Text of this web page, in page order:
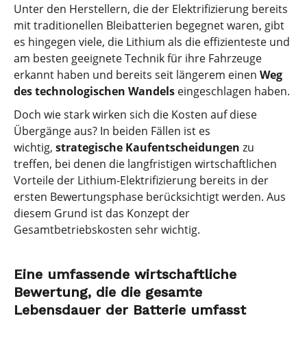
Unter den Herstellern, die der Elektrifizierung bereits
mit traditionellen Bleibatterien begegnet waren, gibt
es hingegen viele, die Lithium als die effizienteste und
am besten geeignete Technik für ihre Fahrzeuge
erkannt haben und bereits seit längerem einen Weg
des technologischen Wandels eingeschlagen haben.
Doch wie stark wirken sich die Kosten auf diese
Übergänge aus? In beiden Fällen ist es
wichtig, strategische Kaufentscheidungen zu
treffen, bei denen die langfristigen wirtschaftlichen
Vorteile der Lithium-Elektrifizierung bereits in der
ersten Bewertungsphase berücksichtigt werden. Aus
diesem Grund ist das Konzept der
Gesamtbetriebskosten sehr wichtig.
Eine umfassende wirtschaftliche
Bewertung, die die gesamte
Lebensdauer der Batterie umfasst